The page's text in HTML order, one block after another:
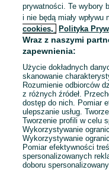
To
prywatności. Te wybory
i nie będą miały wpływu
cookies,
Polityka
Wraz z naszymi
zapewnienia:
Użycie dokładnych
skanowanie
Rozumienie odbiorców
z różnych źródeł.
dostęp do nich. Pomiar
ulepszanie usług.
Tworzenie profili w celu
Wykorzystywanie
Wykorzystywanie
Pomiar efektywności
spersonalizowanych
doboru